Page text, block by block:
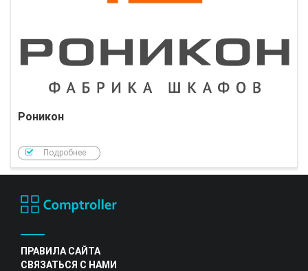
Роникон
Подробнее
ПРАВИЛА САЙТА
СВЯЗАТЬСЯ С НАМИ